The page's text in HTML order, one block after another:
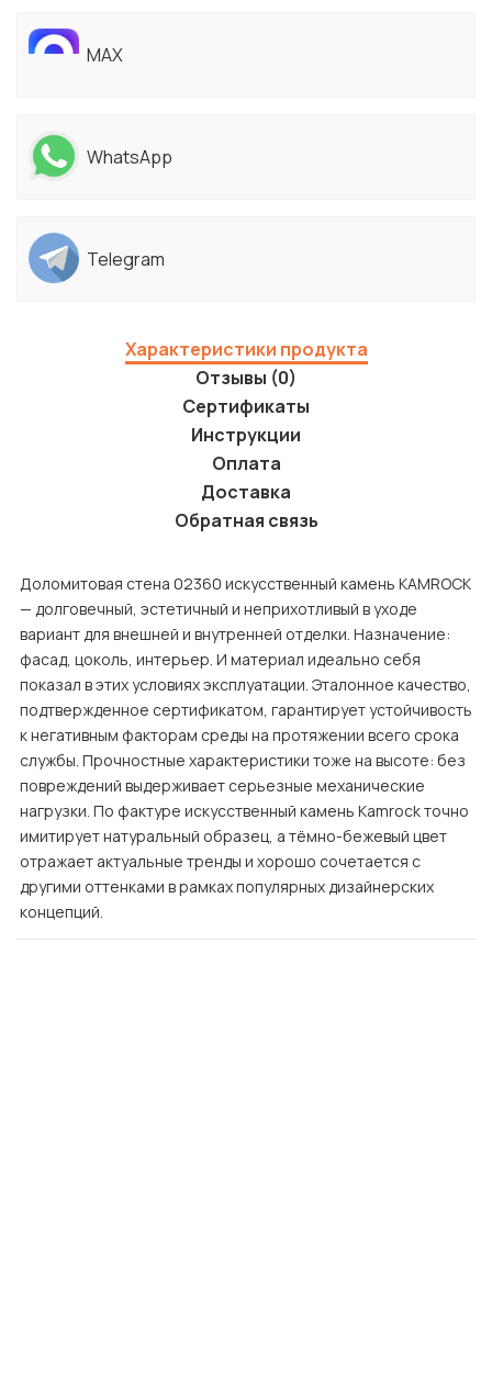
MAX
WhatsApp
Telegram
Характеристики продукта
Отзывы (0)
Сертификаты
Инструкции
Оплата
Доставка
Обратная связь
Доломитовая стена 02360 искусственный камень KAMROCK
— долговечный, эстетичный и неприхотливый в уходе
вариант для внешней и внутренней отделки. Назначение:
фасад, цоколь, интерьер. И материал идеально себя
показал в этих условиях эксплуатации. Эталонное качество,
подтвержденное сертификатом, гарантирует устойчивость
к негативным факторам среды на протяжении всего срока
службы. Прочностные характеристики тоже на высоте: без
повреждений выдерживает серьезные механические
нагрузки. По фактуре искусственный камень Kamrock точно
имитирует натуральный образец, а тёмно-бежевый цвет
отражает актуальные тренды и хорошо сочетается с
другими оттенками в рамках популярных дизайнерских
концепций.